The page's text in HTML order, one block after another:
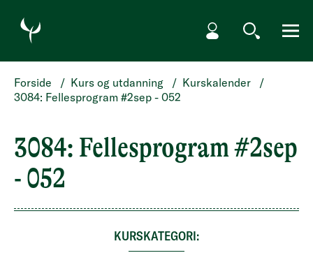
HOPP TIL HOVEDINNHOLD
Min side
Søk Meny
Forside / Kurs og utdanning / Kurskalender
/
3084: Fellesprogram #2sep - 052
3084: Fellesprogram #2sep
- 052
KURSKATEGORI: